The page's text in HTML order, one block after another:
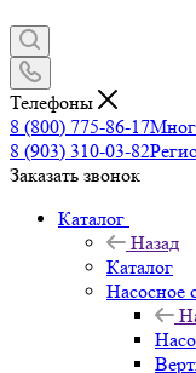
Телефоны
8 (800) 775-86-17
8 (903) 310-03-82
Заказать звонок
Каталог
Назад
Каталог
Насосное